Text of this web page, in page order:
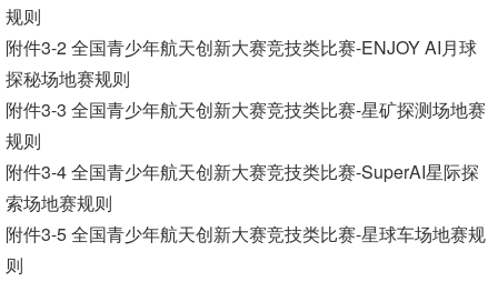
规则
附件3-2 全国青少年航天创新大赛竞技类比赛-ENJOY AI月球
探秘场地赛规则
附件3-3 全国青少年航天创新大赛竞技类比赛-星矿探测场地赛
规则
附件3-4 全国青少年航天创新大赛竞技类比赛-SuperAI星际探
索场地赛规则
附件3-5 全国青少年航天创新大赛竞技类比赛-星球车场地赛规
则